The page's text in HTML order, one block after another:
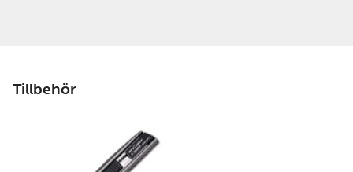
Tillbehör